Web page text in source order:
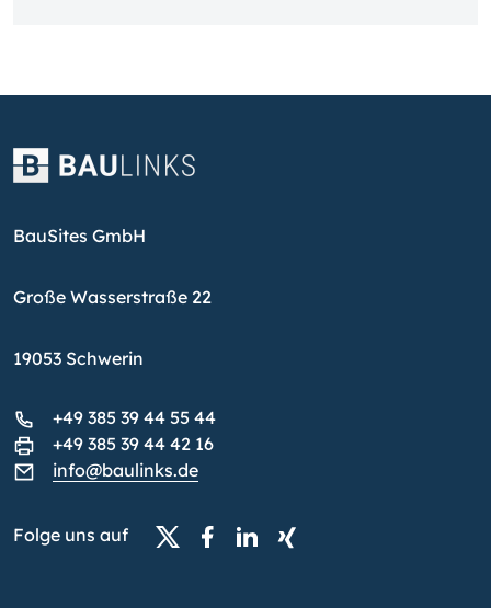
BauSites GmbH
Große Wasserstraße 22
19053 Schwerin
+49 385 39 44 55 44
+49 385 39 44 42 16
info@baulinks.de
Folge uns auf